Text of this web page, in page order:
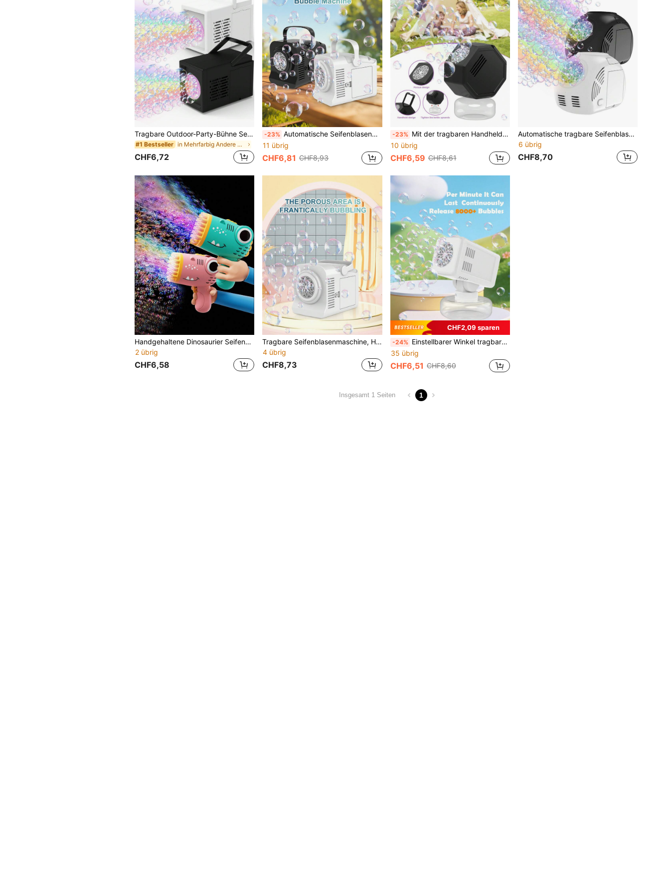
Tragbare Outdoor-Party-Bühne Seifenblasen-Bläser Spielzeug, vollautomatische Seifenblasen-Maschine mit Ein-Klick-Bedienung (Batterie und Seifenblasen-Flüssigkeit nicht enthalten), Sommer, Pool-Spielzeug geeignet für Pool-Spiele, Pool-Party, Erwachsenen-Partyspiele geeignet für Halloween/Weihnachten/Erntedankfest, Geburtstagsgeschenk
#1 Bestseller in Mehrfarbig Andere Kindersportarten und Spiele i
CHF6,72
-23% Automatische Seifenblasenmaschine für Kinder, ein Hochleistungs-Seifenblasengebläse, das über 8.000 Seifenblasen pro Minute produzieren kann. Spaßiger Sommer-Seifenblasenspender, geeignet für Partys, Hochzeiten, Camping und Outdoor-Aktivitäten. (Ohne Batterien und ohne Seifenblasen)
11 übrig
CHF6,81 CHF8,93
-23% Mit der tragbaren Handheld-Seifenblasemaschine ist das vollautomatische Mehrlochs-Seifenblasen-Gerät mit Einknopfbedienung perfekt für Kinderspielzeug, Geburtstagsfeiern, Hochzeiten und Unterhaltungsaktivitäten im Garten. (Ohne Batterien und ohne Seifenblasen)
10 übrig
CHF6,59 CHF8,61
Automatische tragbare Seifenblasenmaschine für Kinder, elektrischer Seifenblasenerzeuger, geeignet für Kinder. Kann viele Seifenblasen produzieren, Outdoor-Party-Spielzeug und Geburtstagsgeschenk für Jungen und Mädchen (Batterien und Seifenblasenflüssigkeit nicht enthalten)
6 übrig
CHF8,70
Handgehaltene Dinosaurier Seifenblasenmaschine Spielzeug für Kinder, kompaktes Design für den Außenbereich, 2 Farboptionen, Geburtstagsgeschenk (ohne Batterie, ohne Seifenblasenlösung)
2 übrig
CHF6,58
Tragbare Seifenblasenmaschine, Hochleistungs-Automatik-Seifenblasenmaschine mit Mehrfach-Düse, elektrischer Seifenblasenwerfer geeignet für Kinder, Erwachsene, Outdoor-Partys, Hochzeiten, Geburtstage (Batterien und Seifenblasenflüssigkeit nicht enthalten)
4 übrig
CHF8,73
CHF2,09 sparen
-24% Einstellbarer Winkel tragbare Seifenblasenmaschine Spielzeug für Kinder - geeignet für Outdoor-Spiele, Sommer-Wasseraktivitäten. Vollautomatisch, Seifenblasen mit Knopfdruck (Batterien und Seifenblasenflüssigkeit nicht enthalten)
35 übrig
CHF6,51 CHF8,60
Insgesamt 1 Seiten 1